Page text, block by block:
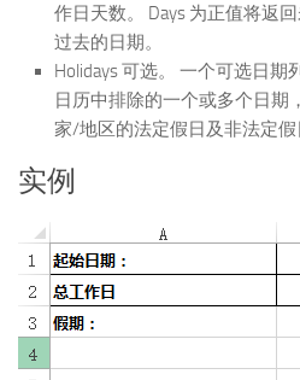
作日天数。 Days 为正值将返
过去的日期。
Holidays 可选。 一个可选日
日历中排除的一个或多个日
家/地区的法定假日及非法定假
实例